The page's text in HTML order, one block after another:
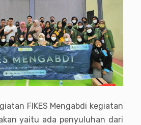
FIKES Mengabdi kegiatan
yaitu ada penyuluhan dari